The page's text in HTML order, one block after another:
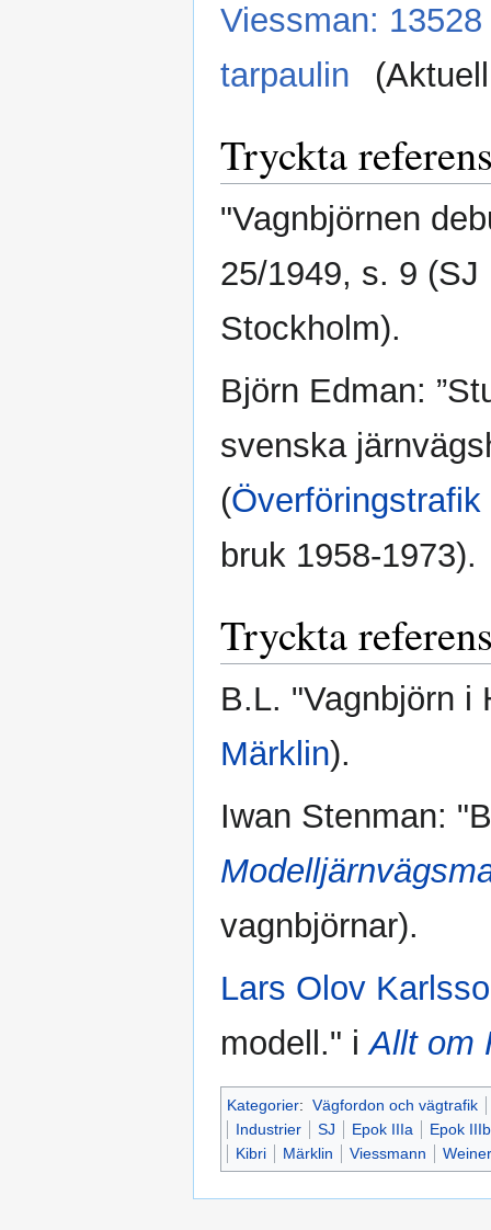
Viessman:
tarpaulin
Tryckta
"Vagnbjörnen
25/1949, s. 9
Stockholm).
Björn Edman:
svenska
(Överföringstrafik
bruk 1958-1973).
Tryckta
B.L. "Vagnbjörn i
Märklin).
Iwan Stenman:
vagnbjörnar).
Lars Olov
modell." iAllt om
Kategorier: Vägfordon och vägtrafik
Industrier
SJ Epok IIIa
Epok IIIb
Kibri
Märklin Viessmann